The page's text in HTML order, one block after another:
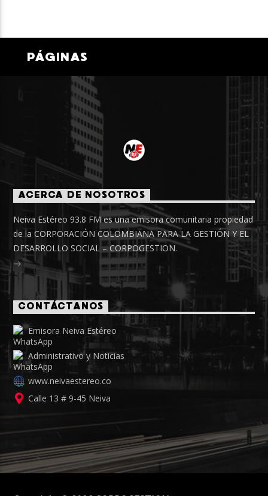
PÁGINAS
ACERCA DE NOSOTROS
Neiva Estéreo 93.8 FM es una emisora comunitaria propiedad
de la CORPORACIÓN COLOMBIANA PARA LA GESTIÓN Y EL
DESARROLLO SOCIAL – CORPOGESTION.
CONTÁCTANOS
Emisora Neiva Estéreo
Administrativo y Noticias
www.neivaestereo.co
Calle 13 # 9-45 Neiva